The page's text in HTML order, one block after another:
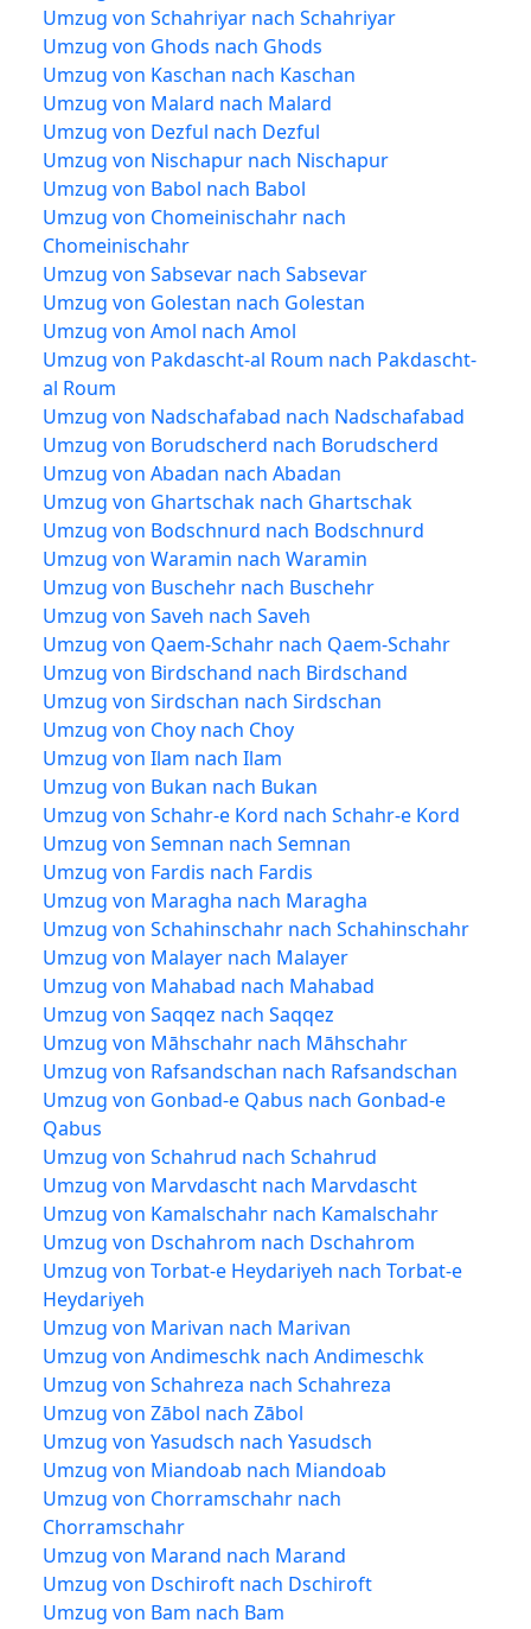
Umzug von Schahriyar nach Schahriyar
Umzug von Ghods nach Ghods
Umzug von Kaschan nach Kaschan
Umzug von Malard nach Malard
Umzug von Dezful nach Dezful
Umzug von Nischapur nach Nischapur
Umzug von Babol nach Babol
Umzug von Chomeinischahr nach
Chomeinischahr
Umzug von Sabsevar nach Sabsevar
Umzug von Golestan nach Golestan
Umzug von Amol nach Amol
Umzug von Pakdascht-al Roum nach Pakdascht-
al Roum
Umzug von Nadschafabad nach Nadschafabad
Umzug von Borudscherd nach Borudscherd
Umzug von Abadan nach Abadan
Umzug von Ghartschak nach Ghartschak
Umzug von Bodschnurd nach Bodschnurd
Umzug von Waramin nach Waramin
Umzug von Buschehr nach Buschehr
Umzug von Saveh nach Saveh
Umzug von Qaem-Schahr nach Qaem-Schahr
Umzug von Birdschand nach Birdschand
Umzug von Sirdschan nach Sirdschan
Umzug von Choy nach Choy
Umzug von Ilam nach Ilam
Umzug von Bukan nach Bukan
Umzug von Schahr-e Kord nach Schahr-e Kord
Umzug von Semnan nach Semnan
Umzug von Fardis nach Fardis
Umzug von Maragha nach Maragha
Umzug von Schahinschahr nach Schahinschahr
Umzug von Malayer nach Malayer
Umzug von Mahabad nach Mahabad
Umzug von Saqqez nach Saqqez
Umzug von Māhschahr nach Māhschahr
Umzug von Rafsandschan nach Rafsandschan
Umzug von Gonbad-e Qabus nach Gonbad-e
Qabus
Umzug von Schahrud nach Schahrud
Umzug von Marvdascht nach Marvdascht
Umzug von Kamalschahr nach Kamalschahr
Umzug von Dschahrom nach Dschahrom
Umzug von Torbat-e Heydariyeh nach Torbat-e
Heydariyeh
Umzug von Marivan nach Marivan
Umzug von Andimeschk nach Andimeschk
Umzug von Schahreza nach Schahreza
Umzug von Zābol nach Zābol
Umzug von Yasudsch nach Yasudsch
Umzug von Miandoab nach Miandoab
Umzug von Chorramschahr nach
Chorramschahr
Umzug von Marand nach Marand
Umzug von Dschiroft nach Dschiroft
Umzug von Bam nach Bam